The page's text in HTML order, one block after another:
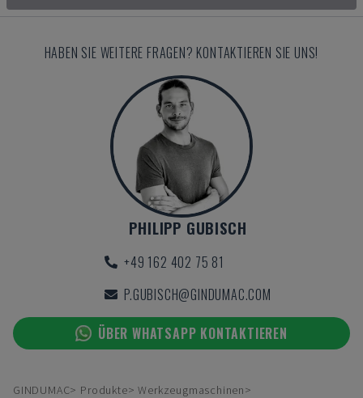
HABEN SIE WEITERE FRAGEN? KONTAKTIEREN SIE UNS!
PHILIPP GUBISCH
+49 162 402 75 81
P.GUBISCH@GINDUMAC.COM
ÜBER WHATSAPP KONTAKTIEREN
GINDUMAC Produkte
Werkzeugmaschinen